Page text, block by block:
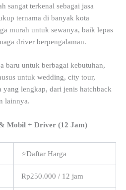
sangat terkenal sebagai jasa
ternama di banyak kota
murah untuk sewanya, baik lepas
driver berpengalaman.
baru untuk berbagai kebutuhan,
untuk wedding, city tour,
lengkap, dari jenis hatchback
lainnya.
Mobil + Driver (12 Jam)
⭐Daftar Harga
Rp250.000 / 12 jam